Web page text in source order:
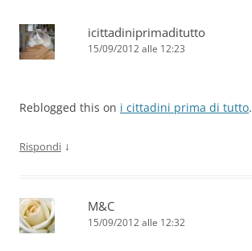
icittadiniprimaditutto
15/09/2012 alle 12:23
Reblogged this on i cittadini prima di tutto.
Rispondi ↓
M&C
15/09/2012 alle 12:32